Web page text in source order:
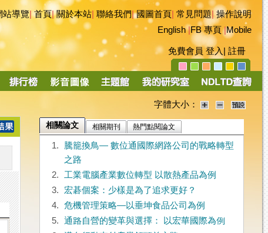
站導覽|首頁|關於本站 聯絡我們|國圖首頁 常見問題|操作說明
English|FB 專頁|Mobile
免費會員 登入 註冊
字體大小：
相關論文 相關期刊 熱門點閱論文
1.
騰籠換鳥— 數位通國際網路公司的戰略轉型
之路
2.
工業電腦產業數位轉型 以散熱產品為例
3.
宏碁個案：少樣是為了追求更好？
4.
危機管理策略—以垂坤食品公司為例
5.
通路自營的變革與選擇： 以宏華國際為例